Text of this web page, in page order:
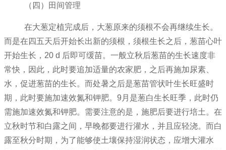
（四）田间管理
在大葱定植完成后，大葱原来的须根不会再继续生长。
而是在四五天后开始长出新的须根，须根生长之后，葱苗心叶
开始生长，20 d 后即可缓苗。一般立秋后葱苗的生长速度非
常快，因此，此时要追加适量的农家肥，之后再施加尿素、
水，促进葱苗的生长。而处暑之后是葱苗管状叶生长旺盛时
期，此时要施加速效氮和钾肥。9月是葱白生长旺季，此时仍
需施加速效氮和钾肥。需要注意的是，施肥后要进行培土。在
立秋时节和白露之间，早晚都要进行灌水，并且应轻浇。而白
露至秋分时期，为了能够使土壤保持湿润状态，应增大灌水